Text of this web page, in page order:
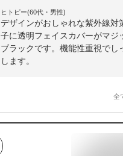
ヒトピー(60代・男性)
デザインがおしゃれな紫外線
子に透明フェイスカバーがマ
ブラックです。機能性重視で
します。
全